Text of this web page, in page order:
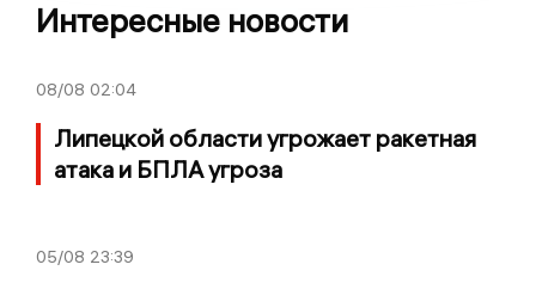
Интересные новости
08/08 02:04
Липецкой области угрожает ракетная
атака и БПЛА угроза
05/08 23:39